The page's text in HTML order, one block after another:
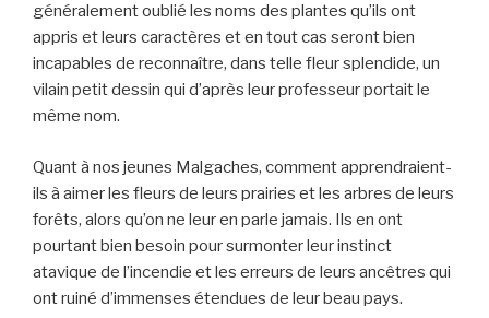
généralement oublié les noms des plantes qu’ils ont
appris et leurs caractères et en tout cas seront bien
incapables de reconnaître, dans telle fleur splendide, un
vilain petit dessin qui d’après leur professeur portait le
même nom.
Quant à nos jeunes Malgaches, comment apprendraient-
ils à aimer les fleurs de leurs prairies et les arbres de leurs
forêts, alors qu’on ne leur en parle jamais. Ils en ont
pourtant bien besoin pour surmonter leur instinct
atavique de l’incendie et les erreurs de leurs ancêtres qui
ont ruiné d’immenses étendues de leur beau pays.